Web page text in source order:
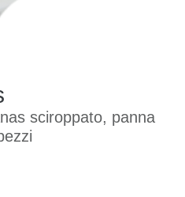
sciroppato, panna